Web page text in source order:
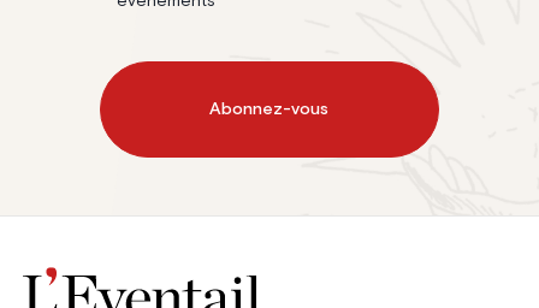
Abonnez-vous